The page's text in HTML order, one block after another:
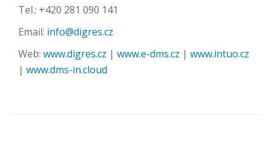
Tel.: +420 281 090 141
Email: info@digres.cz
Web: www.digres.cz | www.e-dms.cz | www.intuo.cz
| www.dms-in.cloud